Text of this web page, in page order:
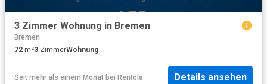
3 Zimmer Wohnung in Bremen
Bremen
72 m²3 ZimmerWohnung
Seit mehr als einem Monat bei Rentola Details ansehen